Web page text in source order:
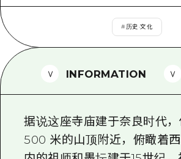
治愈
一日游
1晚2天
2晚3天
广岛免费无线上网
常见问题解答
# 历史·文化
INFORMATION
据说这座寺庙建于奈良时代
500 米的山顶附近，俯瞰着